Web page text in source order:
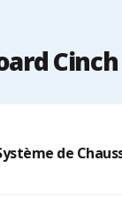
Cinch
de